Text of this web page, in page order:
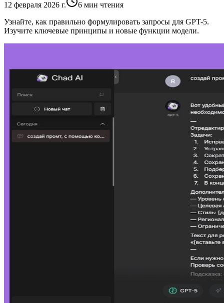
12 февраля 2026 г. 6 мин чтения
Узнайте, как правильно формулировать запросы для GPT-5.
Изучите ключевые принципы и новые функции модели.